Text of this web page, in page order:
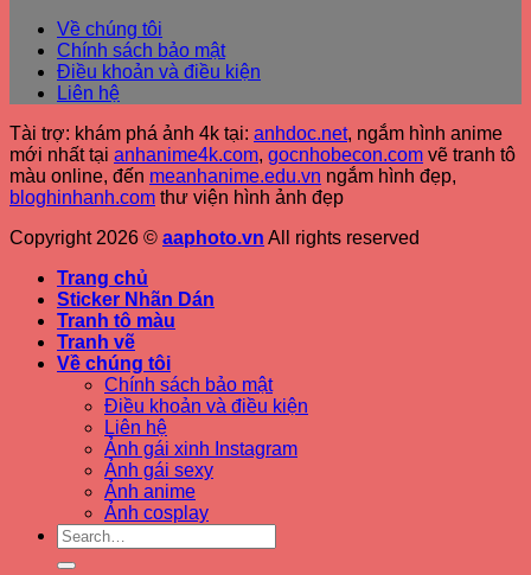
Về chúng tôi
Chính sách bảo mật
Điều khoản và điều kiện
Liên hệ
Tài trợ: khám phá ảnh 4k tại: anhdoc.net, ngắm hình anime
mới nhất tại anhanime4k.com, gocnhobecon.com vẽ tranh tô
màu online, đến meanhanime.edu.vn ngắm hình đẹp,
bloghinhanh.com thư viện hình ảnh đẹp
Copyright 2026 © aaphoto.vn All rights reserved
Trang chủ
Sticker Nhãn Dán
Tranh tô màu
Tranh vẽ
Về chúng tôi
Chính sách bảo mật
Điều khoản và điều kiện
Liên hệ
Ảnh gái xinh Instagram
Ảnh gái sexy
Ảnh anime
Ảnh cosplay